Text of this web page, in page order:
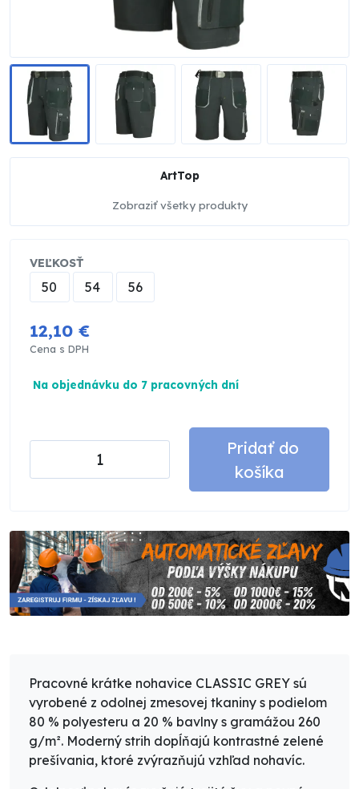
ArtTop
Zobraziť všetky produkty
VEĽKOSŤ
50 54 56
12,10 €
Cena s DPH
Na objednávku do 7 pracovných dní
Pridať do
košíka
Pracovné krátke nohavice CLASSIC GREY sú
vyrobené z odolnej zmesovej tkaniny s podielom
80 % polyesteru a 20 % bavlny s gramážou 260
g/m². Moderný strih dopĺňajú kontrastné zelené
prešívania, ktoré zvýrazňujú vzhľad nohavíc.